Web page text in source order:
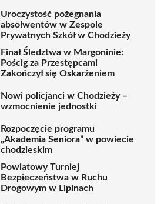
Uroczystość pożegnania
absolwentów w Zespole
Prywatnych Szkół w Chodzieży
Finał Śledztwa w Margoninie:
Pościg za Przestępcami
Zakończył się Oskarżeniem
Nowi policjanci w Chodzieży –
wzmocnienie jednostki
Rozpoczęcie programu
„Akademia Seniora” w powiecie
chodzieskim
Powiatowy Turniej
Bezpieczeństwa w Ruchu
Drogowym w Lipinach